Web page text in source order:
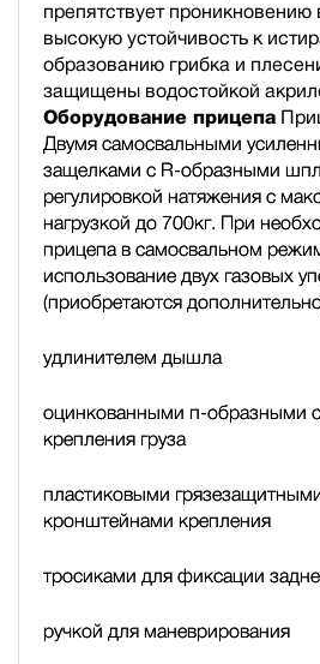
препятствует проникновению
высокую устойчивость к
образованию грибка и
защищены водостойкой
Оборудование прицепа
Двумя самосвальными
защелками с R-образными
регулировкой натяжения с
нагрузкой до 700кг. При
прицепа в самосвальном
использование двух газовых
(приобретаются
удлинителем дышла
оцинкованными п-образными
крепления груза
пластиковыми
кронштейнами крепления
тросиками для фиксации
ручкой для маневрирования